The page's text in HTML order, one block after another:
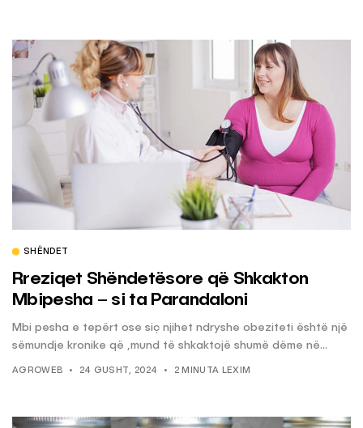
SHËNDET
Rreziqet Shëndetësore që Shkakton
Mbipesha – si ta Parandaloni
Mbi pesha e tepërt ose siç njihet ndryshe obeziteti është një
sëmundje kronike që ,mund të shkaktojë shumë dëme në...
AGROWEB 24 GUSHT, 2024 2 MINUTA LEXIM